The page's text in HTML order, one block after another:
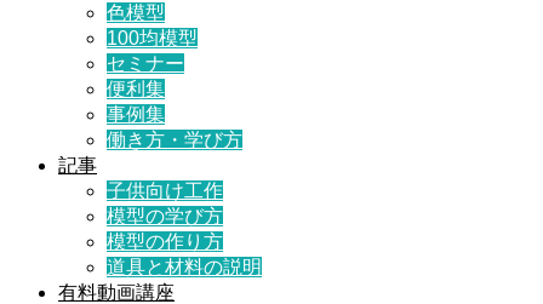
色模型
100均模型
セミナー
便利集
事例集
働き方・学び方
記事
子供向け工作
模型の学び方
模型の作り方
道具と材料の説明
有料動画講座